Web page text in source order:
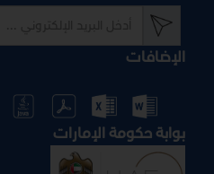
الإضافات
بوابة حكومة الإمارات